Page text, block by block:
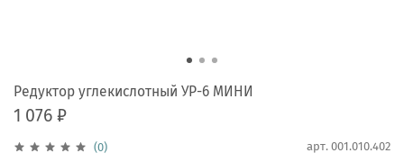
(0) арт. 001.010.402
Редуктор углекислотный УР-6 МИНИ
1 076 ₽